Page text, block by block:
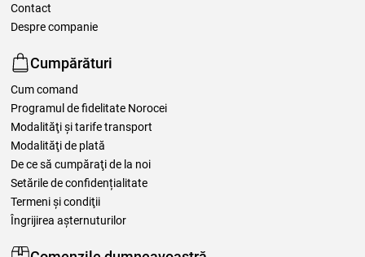
Contact
Despre companie
Cumpărături
Cum comand
Programul de fidelitate Norocei
Modalităţi şi tarife transport
Modalităţi de plată
De ce să cumpăraţi de la noi
Setările de confidențialitate
Termeni şi condiţii
Îngrijirea așternuturilor